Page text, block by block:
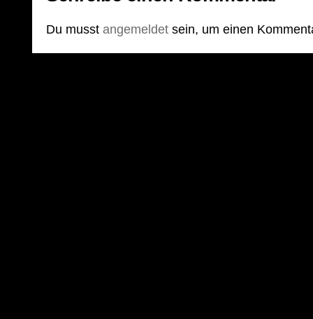
Du musst angemeldet sein, um einen